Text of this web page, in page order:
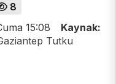
8
15:08
Kaynak:
Tutku